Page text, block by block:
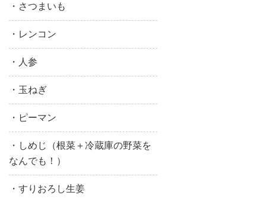
・さつまいも
・レンコン
・人参
・玉ねぎ
・ピーマン
・しめじ（根菜＋冷蔵庫の野菜を
なんでも！）
・すりおろし生姜